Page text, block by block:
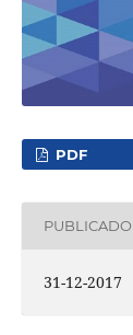
PDF
PUBLICADO
31-12-2017